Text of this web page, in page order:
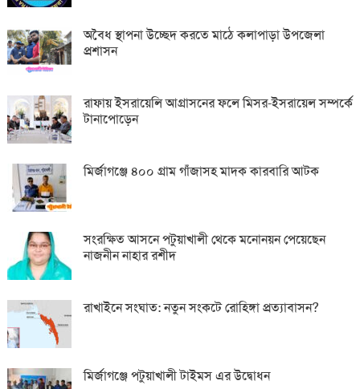
অবৈধ স্থাপনা উচ্ছেদ করতে মাঠে কলাপাড়া উপজেলা
প্রশাসন
রাফায় ইসরায়েলি আগ্রাসনের ফলে মিসর-ইসরায়েল সম্পর্কে
টানাপোড়েন
মির্জাগঞ্জে ৪০০ গ্রাম গাঁজাসহ মাদক কারবারি আটক
সংরক্ষিত আসনে পটুয়াখালী থেকে মনোনয়ন পেয়েছেন
নাজনীন নাহার রশীদ
রাখাইনে সংঘাত: নতুন সংকটে রোহিঙ্গা প্রত্যাবাসন?
মির্জাগঞ্জে পটুয়াখালী টাইমস এর উদ্বোধন